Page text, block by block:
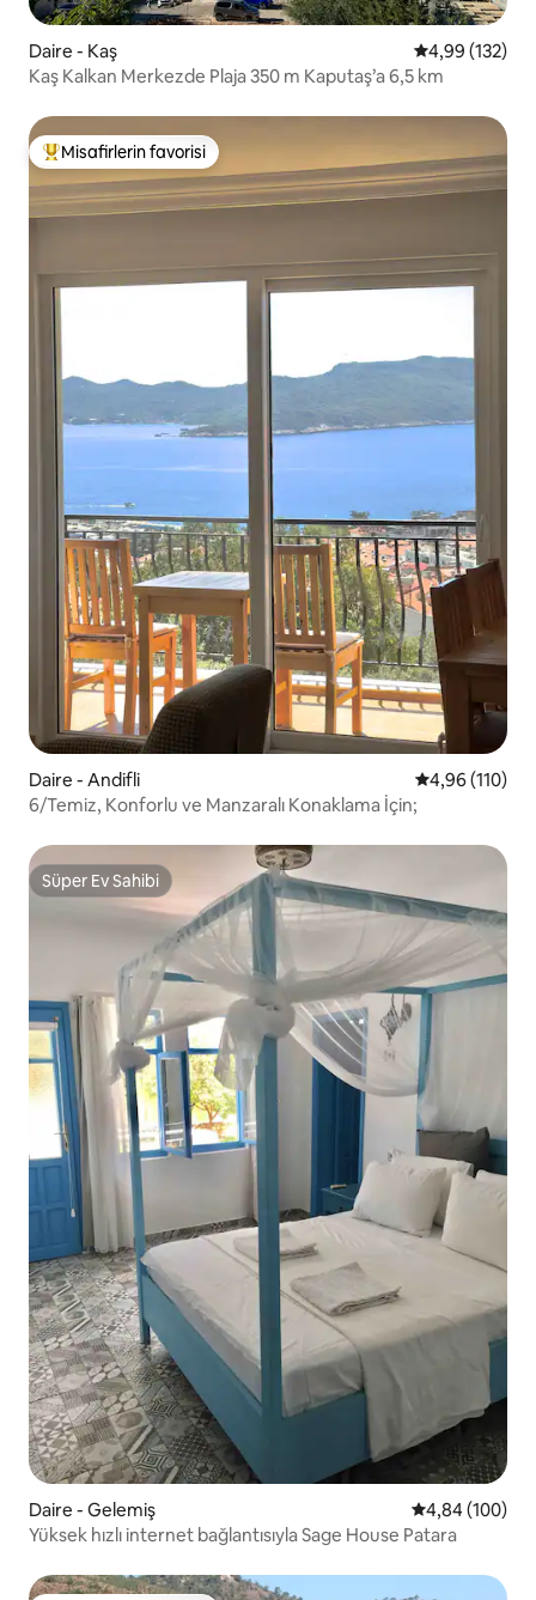
Daire - Kaş 5 üzerinden
4,99 (132)
Kaş Kalkan Merkezde Plaja 350 m Kaputaş’a 6,5 km
Misafirlerin favorilerinden en beğenilenler arasında
Misafirlerin favorisi
Daire - Andifli 5 üzerinden
4,96 (110)
6/Temiz, Konforlu ve Manzaralı Konaklama İçin;
Süper Ev Sahibi
Süper Ev Sahibi
Daire - Gelemiş 5 üzerinden
4,84 (100)
Yüksek hızlı internet bağlantısıyla Sage House Patara